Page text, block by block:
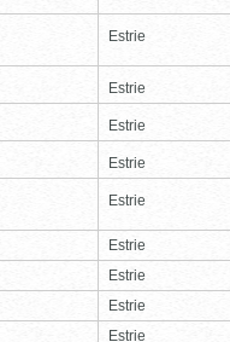
Estrie
Estrie
Estrie
Estrie
Estrie
Estrie
Estrie
Estrie
Estrie